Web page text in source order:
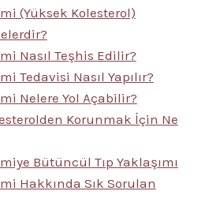
(Yüksek Kolesterol)
Nasıl Teşhis Edilir?
Tedavisi Nasıl Yapılır?
Nelere Yol Açabilir?
Korunmak İçin Ne
Bütüncül Tıp Yaklaşımı
Hakkında Sık Sorulan